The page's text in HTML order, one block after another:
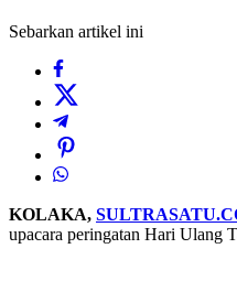
Sebarkan artikel ini
KOLAKA,
upacara peringatan Hari Ulang